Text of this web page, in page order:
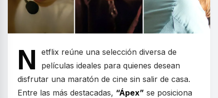
N
etflix reúne una selección diversa de
películas ideales para quienes desean
disfrutar una maratón de cine sin salir de casa.
Entre las más destacadas, “Ápex” se posiciona